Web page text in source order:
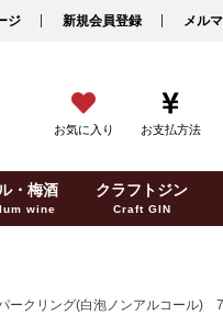
ジ 新規会員登録 メル
お気に入り お支払方法
・梅酒
wine
クラフトジン
Craft GIN
ークリング(白泡ノンアルコール)